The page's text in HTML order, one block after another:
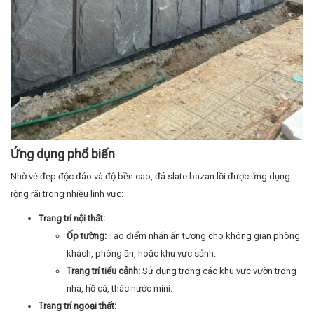
Ứng dụng phổ biến
Nhờ vẻ đẹp độc đáo và độ bền cao, đá slate bazan lồi được ứng dụng
rộng rãi trong nhiều lĩnh vực:
Trang trí nội thất:
Ốp tường:Tạo điểm nhấn ấn tượng cho không gian phòng
khách, phòng ăn, hoặc khu vực sảnh.
Trang trí tiểu cảnh: Sử dụng trong các khu vực vườn trong
nhà, hồ cá, thác nước mini.
Trang trí ngoại thất: